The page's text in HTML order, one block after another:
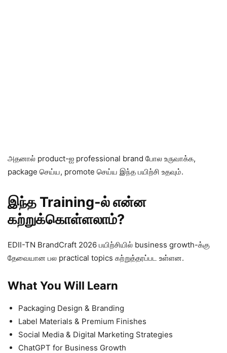
அதனால் product-ஐ professional brand போல உருவாக்க,
package செய்ய, promote செய்ய இந்த பயிற்சி உதவும்.
இந்த Training-ல் என்ன
கற்றுக்கொள்ளலாம்?
EDII-TN BrandCraft 2026 பயிற்சியில் business growth-க்கு
தேவையான பல practical topics கற்றுத்தரப்பட உள்ளன.
What You Will Learn
Packaging Design & Branding
Label Materials & Premium Finishes
Social Media & Digital Marketing Strategies
ChatGPT for Business Growth